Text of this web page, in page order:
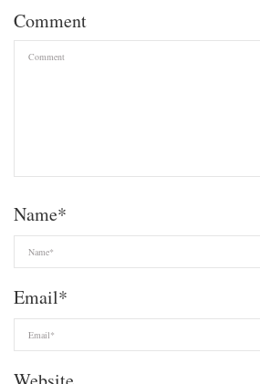
Comment
Name*
Email*